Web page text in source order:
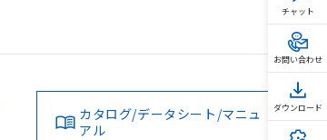
カタログ/データシート/マニュ
アル
チャット
お問い合わせ
ダウンロード